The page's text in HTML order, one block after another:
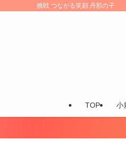
挑戦 つながる笑顔 丹那の子
TOP 小